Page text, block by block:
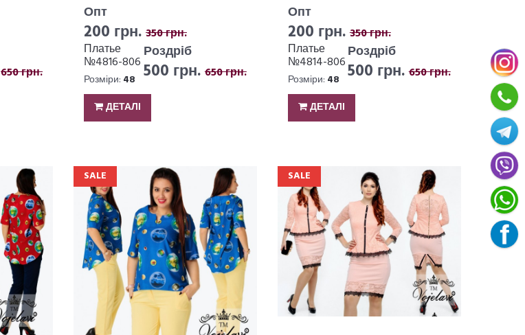
650 грн.
Опт
200 грн. 350 грн.
Роздріб
500 грн. 650 грн.
Платье
№4816-806
Розміри: 48
ДЕТАЛІ
Опт
200 грн. 350 грн.
Роздріб
500 грн. 650 грн.
Платье
№4814-806
Розміри: 48
ДЕТАЛІ
SALE SALE